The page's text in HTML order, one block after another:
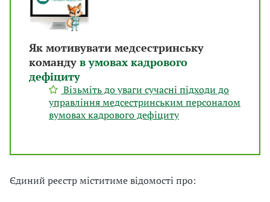
Як мотивувати медсестринську
команду в умовах кадрового
дефіциту
Візьміть до уваги сучасні підходи до
управління медсестринським персоналом
вумовах кадрового дефіциту
Єдиний реєстр міститиме відомості про: